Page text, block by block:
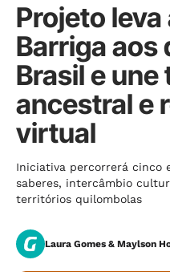
Projeto leva
Barriga aos
Brasil e
ancestral e
virtual
Iniciativa percorrerá cinco
saberes, intercâmbio
territórios quilombolas
Laura Gomes & Maylson